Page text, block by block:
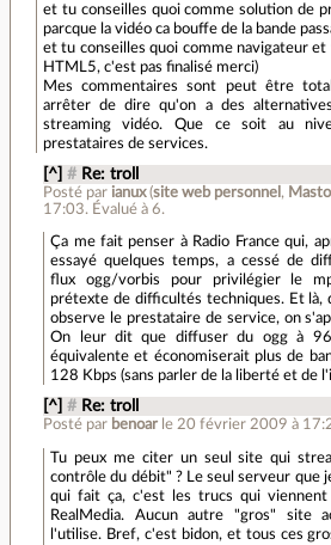
et tu conseilles quoi comme solution de
parcque la vidéo ca bouffe de la bande
et tu conseilles quoi comme navigateur et
HTML5, c'est pas finalisé merci)
Mes commentaires sont peut être
arrêter de dire qu'on a des
streaming vidéo. Que ce soit au
prestataires de services.
[^] # Re: troll
Posté par ianux(site web personnel ,
17:03. Évalué à6.
Ça me fait penser à Radio France qui,
essayé quelques temps, a cessé de
flux ogg/vorbis pour privilégier le
prétexte de difficultés techniques. Et là,
observe le prestataire de service, on
On leur dit que diffuser du ogg à
équivalente et économiserait plus de
128 Kbps (sans parler de la liberté et de
[^] # Re: troll
Posté par benoar le 20 février 2009 à
Tu peux me citer un seul site qui
contrôle du débit" ? Le seul serveur que
qui fait ça, c'est les trucs qui viennent
RealMedia. Aucun autre "gros" site
l'utilise. Bref, c'est bidon, et tous ces